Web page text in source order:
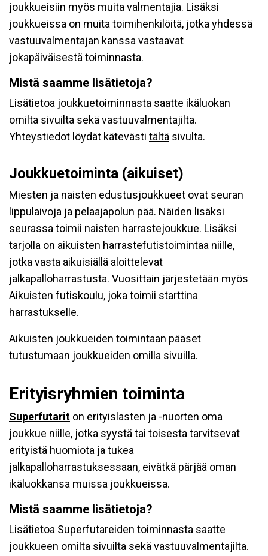
joukkueisiin myös muita valmentajia. Lisäksi
joukkueissa on muita toimihenkilöitä, jotka yhdessä
vastuuvalmentajan kanssa vastaavat
jokapäiväisestä toiminnasta.
Mistä saamme lisätietoja?
Lisätietoa joukkuetoiminnasta saatte ikäluokan
omilta sivuilta sekä vastuuvalmentajilta.
Yhteystiedot löydät kätevästi tältä sivulta.
Joukkuetoiminta (aikuiset)
Miesten ja naisten edustusjoukkueet ovat seuran
lippulaivoja ja pelaajapolun pää. Näiden lisäksi
seurassa toimii naisten harrastejoukkue. Lisäksi
tarjolla on aikuisten harrastefutistoimintaa niille,
jotka vasta aikuisiällä aloittelevat
jalkapalloharrastusta. Vuosittain järjestetään myös
Aikuisten futiskoulu, joka toimii starttina
harrastukselle.
Aikuisten joukkueiden toimintaan pääset
tutustumaan joukkueiden omilla sivuilla.
Erityisryhmien toiminta
Superfutarit on erityislasten ja -nuorten oma
joukkue niille, jotka syystä tai toisesta tarvitsevat
erityistä huomiota ja tukea
jalkapalloharrastuksessaan, eivätkä pärjää oman
ikäluokkansa muissa joukkueissa.
Mistä saamme lisätietoja?
Lisätietoa Superfutareiden toiminnasta saatte
joukkueen omilta sivuilta sekä vastuuvalmentajilta.